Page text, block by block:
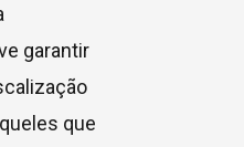
garantir
que